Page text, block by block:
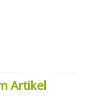
Artikel